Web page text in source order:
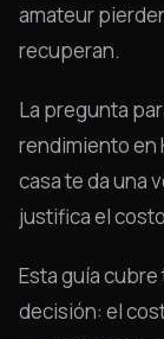
amateur
recuperan.
La pregunta
rendimiento en
casa te da una
justifica el
Esta guía
decisión: el